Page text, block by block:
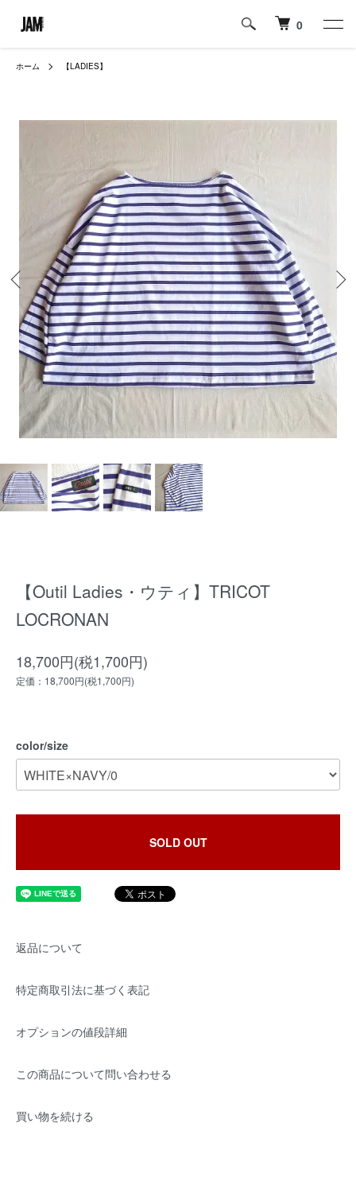
0
ホーム 【LADIES】
【Outil Ladies・ウティ】TRICOT
LOCRONAN
18,700円(税1,700円)
定価：18,700円(税1,700円)
color/size
SOLD OUT
返品について
特定商取引法に基づく表記
オプションの値段詳細
この商品について問い合わせる
買い物を続ける